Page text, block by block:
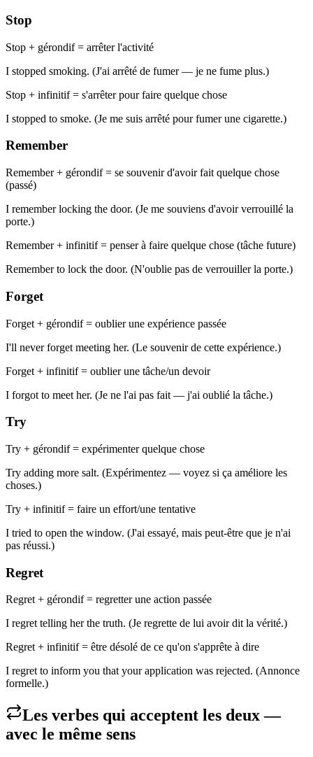
Stop
Stop + gérondif = arrêter l'activité
I stopped smoking. (J'ai arrêté de fumer — je ne fume plus.)
Stop + infinitif = s'arrêter pour faire quelque chose
I stopped to smoke. (Je me suis arrêté pour fumer une cigarette.)
Remember
Remember + gérondif = se souvenir d'avoir fait quelque chose
(passé)
I remember locking the door. (Je me souviens d'avoir verrouillé la
porte.)
Remember + infinitif = penser à faire quelque chose (tâche future)
Remember to lock the door. (N'oublie pas de verrouiller la porte.)
Forget
Forget + gérondif = oublier une expérience passée
I'll never forget meeting her. (Le souvenir de cette expérience.)
Forget + infinitif = oublier une tâche/un devoir
I forgot to meet her. (Je ne l'ai pas fait — j'ai oublié la tâche.)
Try
Try + gérondif = expérimenter quelque chose
Try adding more salt. (Expérimentez — voyez si ça améliore les
choses.)
Try + infinitif = faire un effort/une tentative
I tried to open the window. (J'ai essayé, mais peut-être que je n'ai
pas réussi.)
Regret
Regret + gérondif = regretter une action passée
I regret telling her the truth. (Je regrette de lui avoir dit la vérité.)
Regret + infinitif = être désolé de ce qu'on s'apprête à dire
I regret to inform you that your application was rejected. (Annonce
formelle.)
Les verbes qui acceptent les deux —
avec le même sens